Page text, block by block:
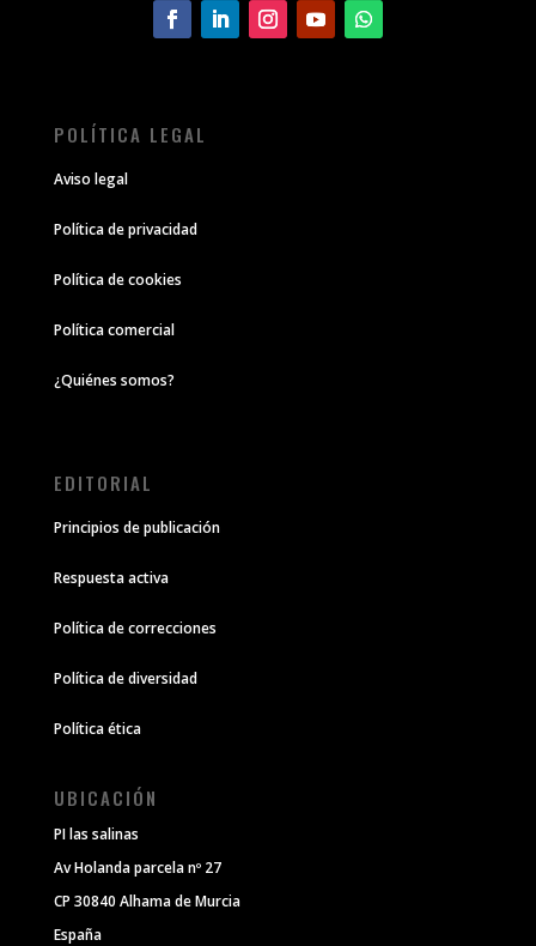
POLÍTICA LEGAL
Aviso legal
Política de privacidad
Política de cookies
Política comercial
¿Quiénes somos?
EDITORIAL
Principios de publicación
Respuesta activa
Política de correcciones
Política de diversidad
Política ética
UBICACIÓN
PI las salinas
Av Holanda parcela nº 27
CP 30840 Alhama de Murcia
España